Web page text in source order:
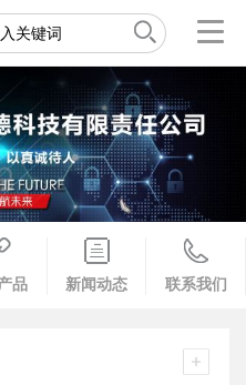
品 新闻动态 联系我们